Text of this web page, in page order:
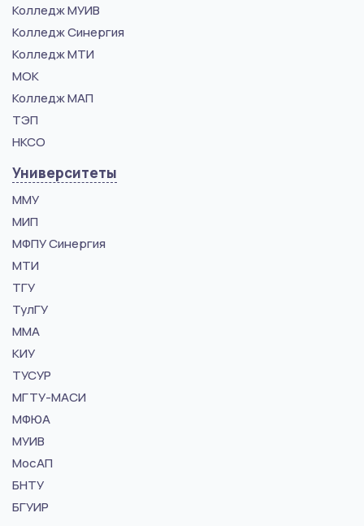
Колледж МУИВ
Колледж Синергия
Колледж МТИ
МОК
Колледж МАП
ТЭП
НКСО
Университеты
ММУ
МИП
МФПУ Синергия
МТИ
ТГУ
ТулГУ
ММА
КИУ
ТУСУР
МГТУ-МАСИ
МФЮА
МУИВ
МосАП
БНТУ
БГУИР